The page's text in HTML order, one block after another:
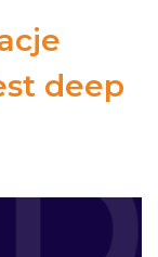
deep